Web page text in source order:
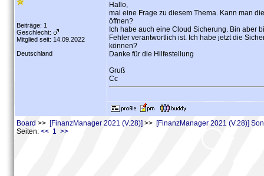
Beiträge: 1
Geschlecht:
Mitglied seit: 14.09.2022
Deutschland
Hallo,
mal eine Frage zu diesem Thema. Kann man
öffnen?
Ich habe auch eine Cloud Sicherung. Bin aber
Fehler verantwortlich ist. Ich habe jetzt die
können?
Danke für die Hilfestellung
Gruß
Cc
Board >> [FinanzManager 2021 (V.28)] >> [FinanzManager 2021 (V.28)]
Seiten: << 1 >>